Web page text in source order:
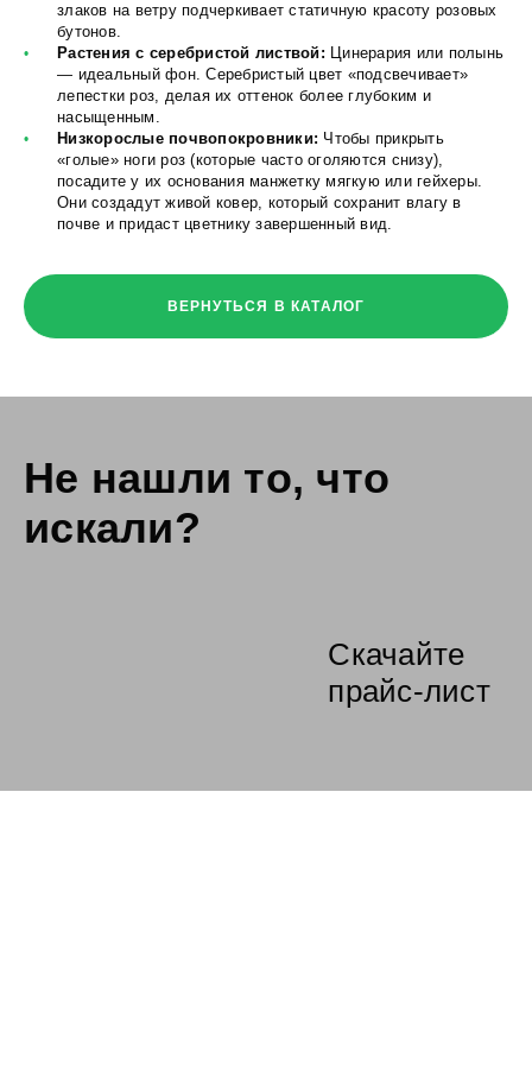
злаков на ветру подчеркивает статичную красоту розовых
бутонов.
Растения с серебристой листвой: Цинерария или полынь
— идеальный фон. Серебристый цвет «подсвечивает»
лепестки роз, делая их оттенок более глубоким и
насыщенным.
Низкорослые почвопокровники: Чтобы прикрыть
«голые» ноги роз (которые часто оголяются снизу),
посадите у их основания манжетку мягкую или гейхеры.
Они создадут живой ковер, который сохранит влагу в
почве и придаст цветнику завершенный вид.
ВЕРНУТЬСЯ В КАТАЛОГ
Не нашли то, что
искали?
Скачайте
прайс-лист